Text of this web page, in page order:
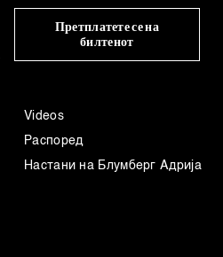
Претплатете се на
билтенот
Videos
Распоред
Настани на Блумберг Адрија